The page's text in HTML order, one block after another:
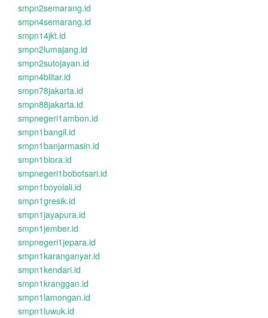
smpn2semarang.id
smpn4semarang.id
smpn14jkt.id
smpn2lumajang.id
smpn2sutojayan.id
smpn4blitar.id
smpn78jakarta.id
smpn88jakarta.id
smpnegeri1ambon.id
smpn1bangil.id
smpn1banjarmasin.id
smpn1biora.id
smpnegeri1bobotsari.id
smpn1boyolali.id
smpn1gresik.id
smpn1jayapura.id
smpn1jember.id
smpnegeri1jepara.id
smpn1karanganyar.id
smpn1kendari.id
smpn1kranggan.id
smpn1lamongan.id
smpn1luwuk.id